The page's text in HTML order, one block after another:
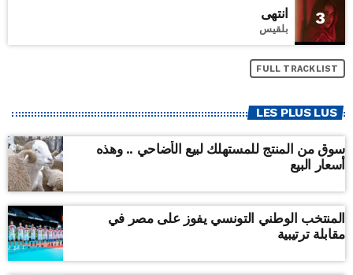
3 انتهى
بلقيس
FULL TRACKLIST
LES PLUS LUS
سوق من المنتج للمستهلك لبيع الأضاحي .. وهذه
أسعار البيع
المنتخب الوطني التونسي يفوز على مصر في
مقابلة ترتيبية